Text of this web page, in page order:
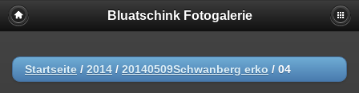
Bluatschink Fotogalerie
Startseite / 2014 / 20140509Schwanberg erko / 04